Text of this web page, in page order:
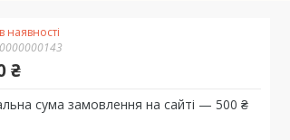
наявності
₴
сума замовлення на сайті — 500 ₴